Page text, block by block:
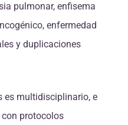
pulmonar, enfisema
enfermedad
y duplicaciones
es multidisciplinario, e
protocolos